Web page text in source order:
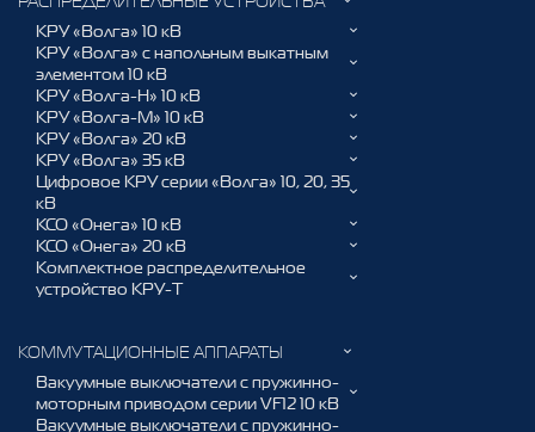
КРУ «Волга» 10 кВ
КРУ «Волга» с напольным выкатным
элементом 10 кВ
КРУ «Волга-Н» 10 кВ
КРУ «Волга-М» 10 кВ
КРУ «Волга» 20 кВ
КРУ «Волга» 35 кВ
Цифровое КРУ серии «Волга» 10, 20, 35
кВ
КСО «Онега» 10 кВ
КСО «Онега» 20 кВ
Комплектное распределительное
устройство КРУ-Т
КОММУТАЦИОННЫЕ АППАРАТЫ
Вакуумные выключатели с пружинно-
моторным приводом серии VF12 10 кВ
Вакуумные выключатели с пружинно-